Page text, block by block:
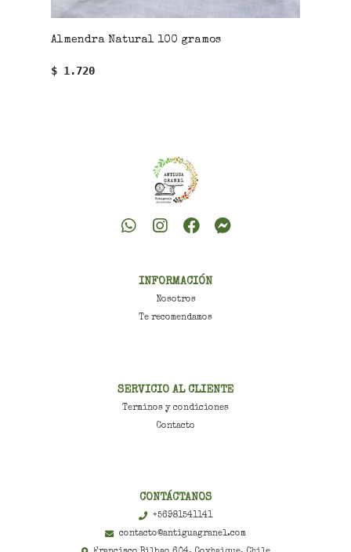
Almendra Natural 100 gramos
$ 1.720
INFORMACIÓN
Nosotros
Te recomendamos
SERVICIO AL CLIENTE
Terminos y condiciones
Contacto
CONTÁCTANOS
+56981541141
contacto@antiguagranel.com